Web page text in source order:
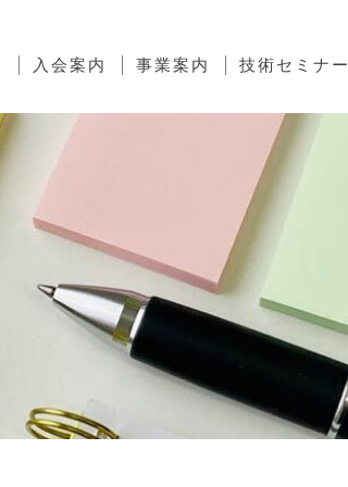
入会案内 事業案内 技術セミナー